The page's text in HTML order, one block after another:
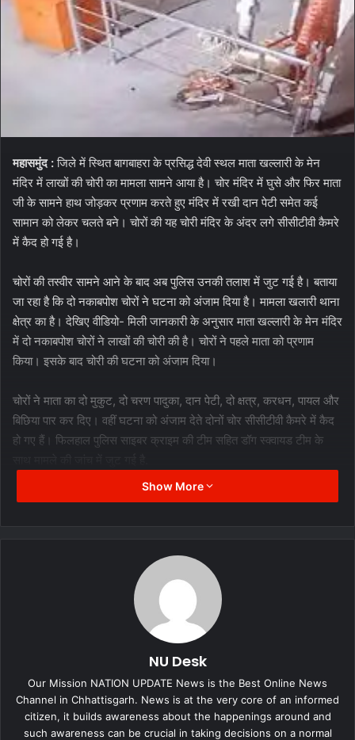
महासमुंद :जिले में स्थित बागबाहरा के प्रसिद्ध देवी स्थल माता खल्लारी के मेन
मंदिर में लाखों की चोरी का मामला सामने आया है। चोर मंदिर में घुसे और फिर माता
जी के सामने हाथ जोड़कर प्रणाम करते हुए मंदिर में रखी दान पेटी समेत कई
सामान को लेकर चलते बने। चोरों की यह चोरी मंदिर के अंदर लगे सीसीटीवी कैमरे
में कैद हो गई है।
चोरों की तस्वीर सामने आने के बाद अब पुलिस उनकी तलाश में जुट गई है। बताया
जा रहा है कि दो नकाबपोश चोरों ने घटना को अंजाम दिया है। मामला खलारी थाना
क्षेत्र का है। देखिए वीडियो- मिली जानकारी के अनुसार माता खल्लारी के मेन मंदिर
में दो नकाबपोश चोरों ने लाखों की चोरी की है। चोरों ने पहले माता को प्रणाम
किया। इसके बाद चोरी की घटना को अंजाम दिया।
चोरों ने माता का दो मुकुट, दो चरण पादुका, दान पेटी, दो क्षत्र, करधन, पायल और
बिछिया पार कर दिए। वहीं घटना को अंजाम देते दोनों चोर सीसीटीवी कैमरे में कैद
हो गए हैं। फिलहाल पुलिस साइबर क्राइम की टीम सहित डॉग स्क्वायड टीम के
Show More
NU Desk
Our Mission NATION UPDATE News is the Best Online News
Channel in Chhattisgarh. News is at the very core of an informed
citizen, it builds awareness about the happenings around and
such awareness can be crucial in taking decisions on a normal